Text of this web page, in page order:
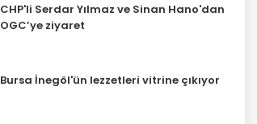
CHP'li Serdar Yılmaz ve Sinan Hano'dan
OGC’ye ziyaret
Bursa İnegöl'ün lezzetleri vitrine çıkıyor